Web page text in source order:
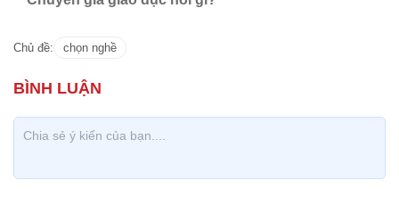
Chủ đề: chọn nghề